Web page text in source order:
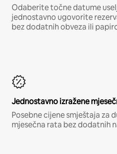
Odaberite točne datume
jednostavno ugovorite
bez dodatnih obveza ili
Jednostavno izražene
Posebne cijene smještaja za
mjesečna rata bez dodatnih